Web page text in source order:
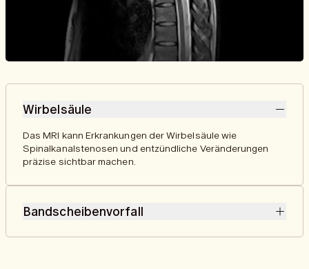
Wirbelsäule
Das MRI kann Erkrankungen der Wirbelsäule wie
Spinalkanalstenosen und entzündliche Veränderungen
präzise sichtbar machen.
Bandscheibenvorfall
Das MRI erkennt Bandscheibenvorfälle, indem es den